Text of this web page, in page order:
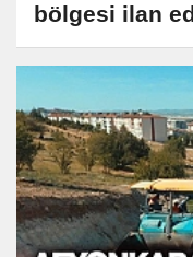
bölgesi ilan